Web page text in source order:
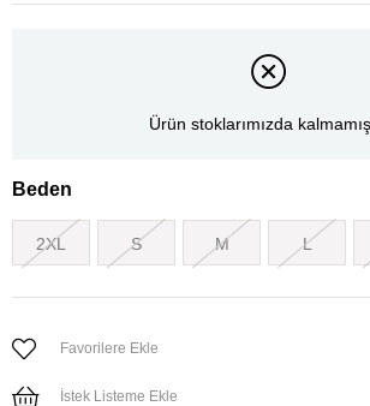
Ürün stoklarımızda
Beden
2XL S M L
Favorilere Ekle
İstek Listeme Ekle